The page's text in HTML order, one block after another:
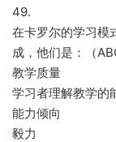
49.
在卡罗尔的学习模
成，他们是：（
教学质量
学习者理解教学的
能力倾向
毅力